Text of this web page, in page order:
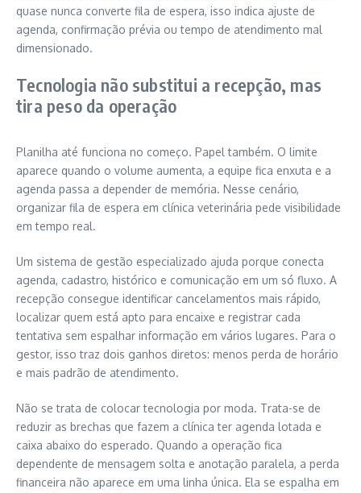
quase nunca converte fila de espera, isso indica ajuste de
agenda, confirmação prévia ou tempo de atendimento mal
dimensionado.
Tecnologia não substitui a recepção, mas
tira peso da operação
Planilha até funciona no começo. Papel também. O limite
aparece quando o volume aumenta, a equipe fica enxuta e a
agenda passa a depender de memória. Nesse cenário,
organizar fila de espera em clínica veterinária pede visibilidade
em tempo real.
Um sistema de gestão especializado ajuda porque conecta
agenda, cadastro, histórico e comunicação em um só fluxo. A
recepção consegue identificar cancelamentos mais rápido,
localizar quem está apto para encaixe e registrar cada
tentativa sem espalhar informação em vários lugares. Para o
gestor, isso traz dois ganhos diretos: menos perda de horário
e mais padrão de atendimento.
Não se trata de colocar tecnologia por moda. Trata-se de
reduzir as brechas que fazem a clínica ter agenda lotada e
caixa abaixo do esperado. Quando a operação fica
dependente de mensagem solta e anotação paralela, a perda
financeira não aparece em uma linha única. Ela se espalha em